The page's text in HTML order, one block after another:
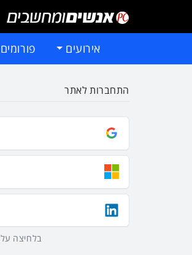
אירועים פורומים
התחברות לאתר
בלחיצה על Google, Microsoft וLinkedIn באמצעות הכפתורים שלמעלה אתם מסכימים ל